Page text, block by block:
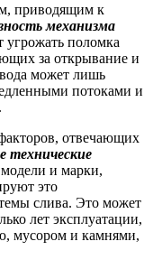
приводящим к
механизма
угрожать поломка
за открывание и
вода может лишь
потоками и
отвечающих
технические
и марки,
это
слива. Это может
лет эксплуатации,
мусором и камнями,